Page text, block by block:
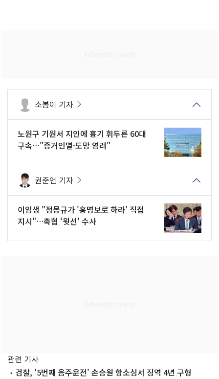
소봄이 기자
노원구 기원서 지인에 흉기 휘두른 60대
구속…"증거인멸·도망 염려"
권준언 기자
이임생 "정몽규가 '홍명보로 하라' 직접
지시"…축협 '윗선' 수사
관련 기사
검찰, '5번째 음주운전' 손승원 항소심서 징역 4년 구형